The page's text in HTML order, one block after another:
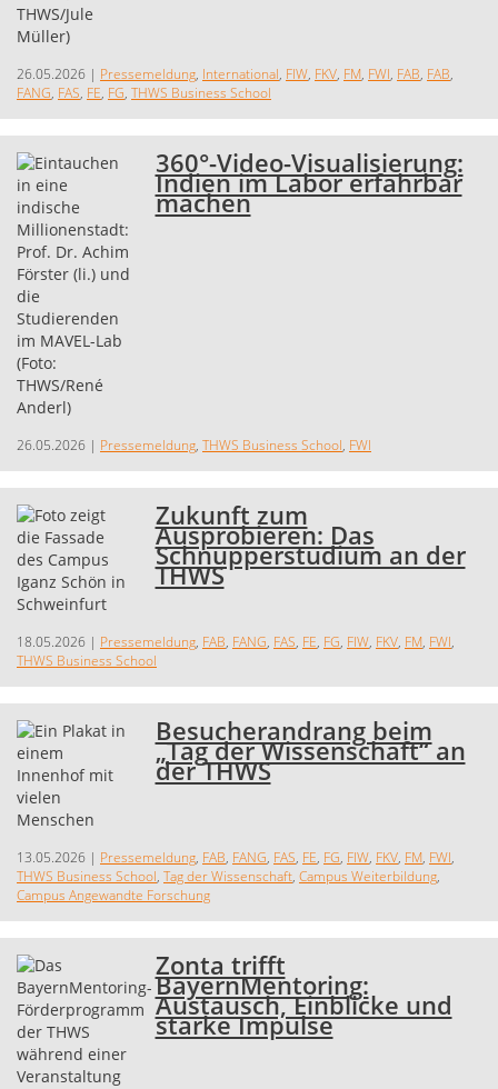
26.05.2026 | Pressemeldung, International, FIW, FKV, FM, FWI, FAB, FAB,
FANG, FAS, FE, FG, THWS Business School
360°-Video-Visualisierung:
Indien im Labor erfahrbar
machen
26.05.2026 | Pressemeldung, THWS Business School, FWI
Zukunft zum
Ausprobieren: Das
Schnupperstudium an der
THWS
18.05.2026 | Pressemeldung, FAB, FANG, FAS, FE, FG, FIW, FKV, FM, FWI,
THWS Business School
Besucherandrang beim
„Tag der Wissenschaft“ an
der THWS
13.05.2026 | Pressemeldung, FAB, FANG, FAS, FE, FG, FIW, FKV, FM, FWI,
THWS Business School, Tag der Wissenschaft, Campus Weiterbildung,
Campus Angewandte Forschung
Zonta trifft
BayernMentoring:
Austausch, Einblicke und
starke Impulse